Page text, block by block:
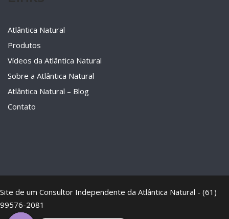
Atlântica Natural
Produtos
Vídeos da Atlântica Natural
Sobre a Atlântica Natural
Atlântica Natural – Blog
Contato
Site de um Consultor Independente da Atlântica Natural - (61)
99576-2081